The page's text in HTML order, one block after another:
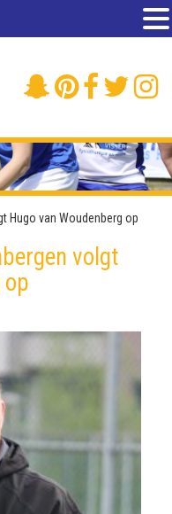
Hugo van Woudenberg op
volgt
op